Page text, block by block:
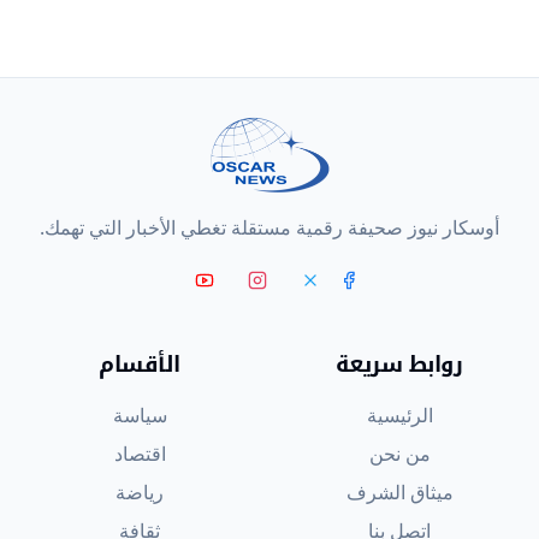
أوسكار نيوز صحيفة رقمية مستقلة تغطي الأخبار التي تهمك.
روابط سريعة
الرئيسية
من نحن
ميثاق الشرف
اتصل بنا
الأقسام
سياسة
اقتصاد
رياضة
ثقافة